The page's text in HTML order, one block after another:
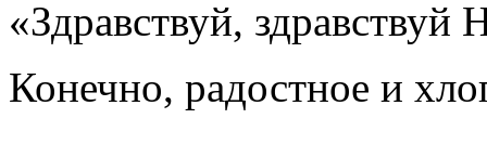
«Здравствуй,
Конечно, радостное и